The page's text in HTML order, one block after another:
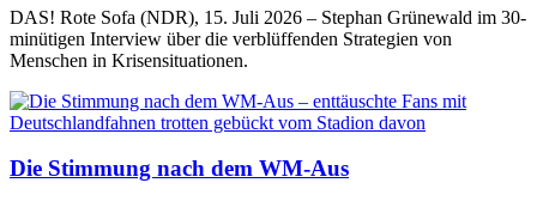
DAS! Rote Sofa (NDR), 15. Juli 2026 – Stephan Grünewald im 30-
minütigen Interview über die verblüffenden Strategien von
Menschen in Krisensituationen.
Die Stimmung nach dem WM-Aus